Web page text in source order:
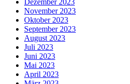
November 2023
Oktober 2023
September 2023
August 2023
Juli 2023
Juni 2023
Mai 2023
April 2023